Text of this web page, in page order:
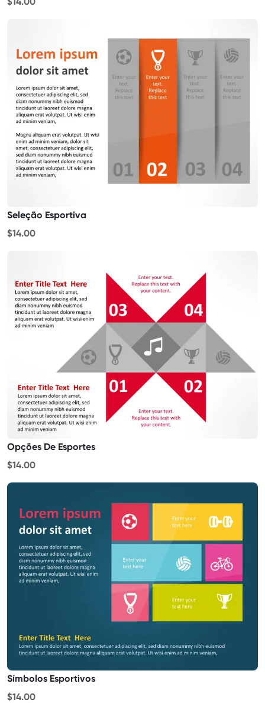
Seleção Esportiva
$14.00
Opções De Esportes
$14.00
Símbolos Esportivos
$14.00